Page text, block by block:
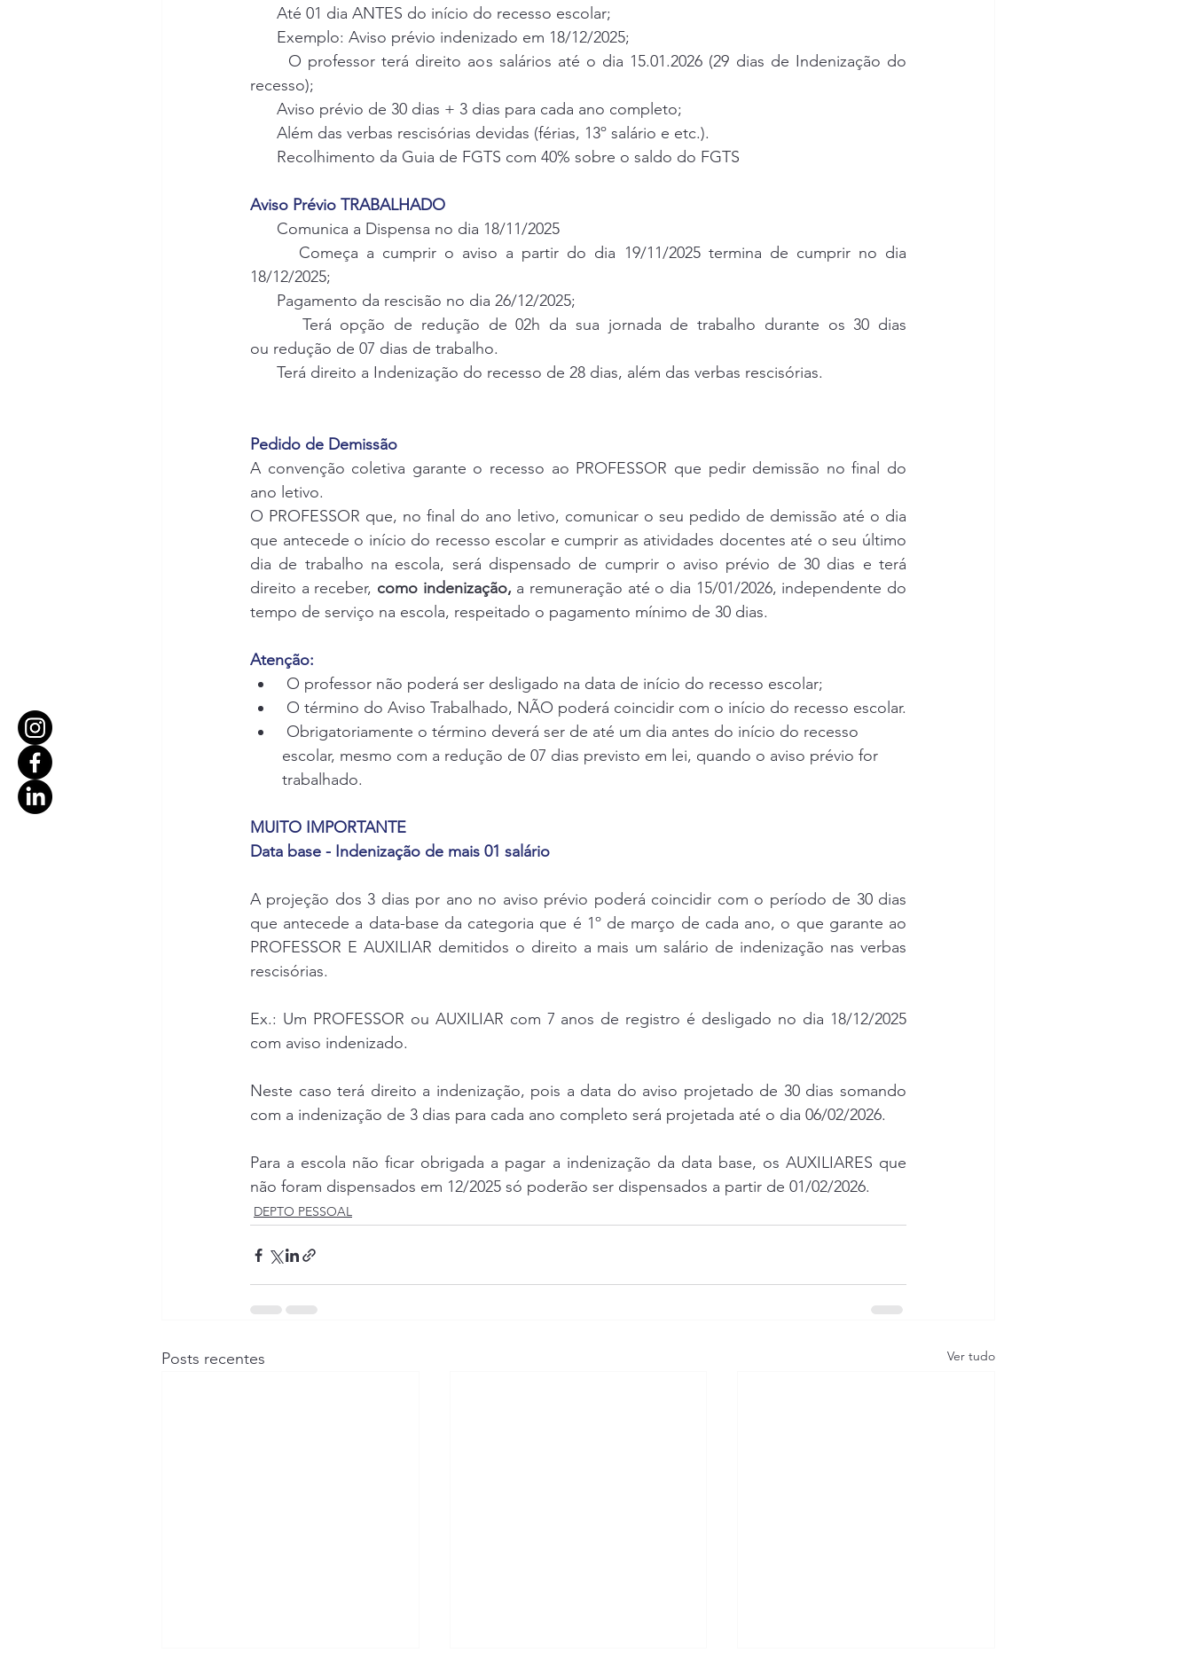
Até 01 dia ANTES do início do recesso escolar;
Exemplo: Aviso prévio indenizado em 18/12/2025;
O professor terá direito aos salários até o dia 15.01.2026 (29 dias de Indenização do
recesso);
Aviso prévio de 30 dias + 3 dias para cada ano completo;
Além das verbas rescisórias devidas (férias, 13º salário e etc.).
Recolhimento da Guia de FGTS com 40% sobre o saldo do FGTS
Aviso Prévio TRABALHADO
Comunica a Dispensa no dia 18/11/2025
Começa a cumprir o aviso a partir do dia 19/11/2025 termina de cumprir no dia
18/12/2025;
Pagamento da rescisão no dia 26/12/2025;
Terá opção de redução de 02h da sua jornada de trabalho durante os 30 dias
ou redução de 07 dias de trabalho.
Terá direito a Indenização do recesso de 28 dias, além das verbas rescisórias.
Pedido de Demissão
A convenção coletiva garante o recesso ao PROFESSOR que pedir demissão no final do
ano letivo.
O PROFESSOR que, no final do ano letivo, comunicar o seu pedido de demissão até o dia
que antecede o início do recesso escolar e cumprir as atividades docentes até o seu último
dia de trabalho na escola, será dispensado de cumprir o aviso prévio de 30 dias e terá
direito a receber, como indenização, a remuneração até o dia 15/01/2026, independente do
tempo de serviço na escola, respeitado o pagamento mínimo de 30 dias.
Atenção:
O professor não poderá ser desligado na data de início do recesso escolar;
O término do Aviso Trabalhado, NÃO poderá coincidir com o início do recesso escolar.
Obrigatoriamente o término deverá ser de até um dia antes do início do recesso
escolar, mesmo com a redução de 07 dias previsto em lei, quando o aviso prévio for
trabalhado.
MUITO IMPORTANTE
Data base - Indenização de mais 01 salário
A projeção dos 3 dias por ano no aviso prévio poderá coincidir com o período de 30 dias
que antecede a data-base da categoria que é 1º de março de cada ano, o que garante ao
PROFESSOR E AUXILIAR demitidos o direito a mais um salário de indenização nas verbas
rescisórias.
Ex.: Um PROFESSOR ou AUXILIAR com 7 anos de registro é desligado no dia 18/12/2025
com aviso indenizado.
Neste caso terá direito a indenização, pois a data do aviso projetado de 30 dias somando
com a indenização de 3 dias para cada ano completo será projetada até o dia 06/02/2026.
Para a escola não ficar obrigada a pagar a indenização da data base, os AUXILIARES que
não foram dispensados em 12/2025 só poderão ser dispensados a partir de 01/02/2026.
DEPTO PESSOAL
Posts recentes Ver tudo